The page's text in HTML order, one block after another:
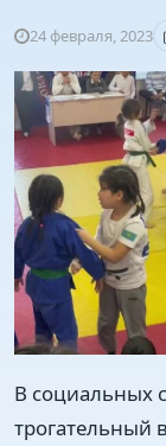
24 февраля, 2023
В социальных
трогательный